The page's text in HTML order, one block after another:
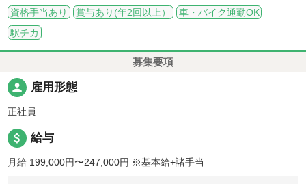
資格手当あり
賞与あり(年2回以上）
車・バイク通勤OK
駅チカ
募集要項
person 雇用形態
正社員
attach_money 給与
月給 199,000円〜247,000円 ※基本給+諸手当